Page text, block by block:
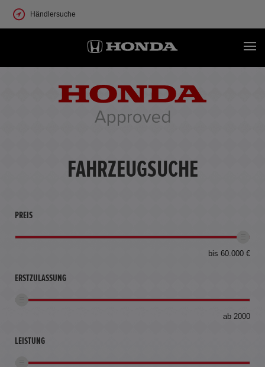
Händlersuche
FAHRZEUGSUCHE
PREIS
bis 60.000 €
ERSTZULASSUNG
ab 2000
LEISTUNG